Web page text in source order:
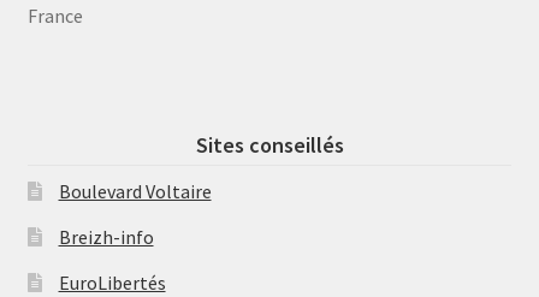
France
Sites conseillés
Boulevard Voltaire
Breizh-info
EuroLibertés